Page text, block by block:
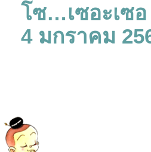
โซ…เซอะเซอ
4 มกราคม